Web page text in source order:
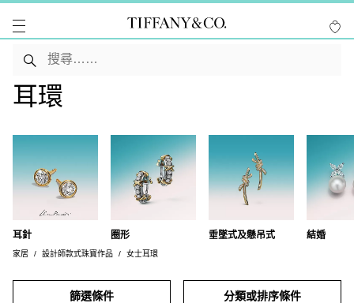
耳環
耳針 圈形 垂墜式及懸吊式 結婚
家居 設計師款式珠寶作品 女士耳環
篩選條件 分類或排序條件